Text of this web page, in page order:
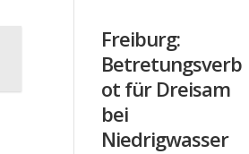
Freiburg:
Betretungsverb
ot für Dreisam
bei
Niedrigwasser